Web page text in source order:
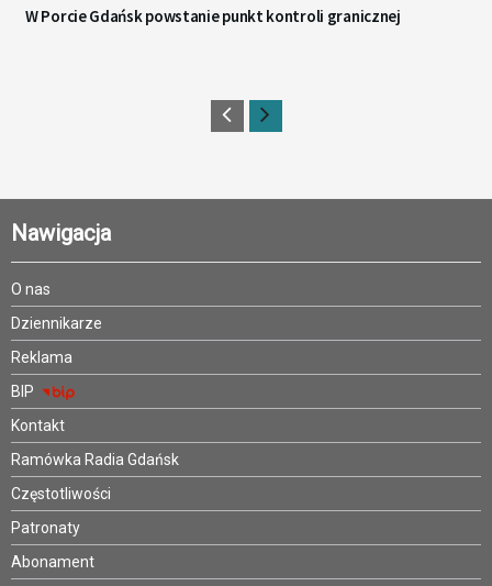
W Porcie Gdańsk powstanie punkt kontroli granicznej
Nawigacja
O nas
Dziennikarze
Reklama
BIP
Kontakt
Ramówka Radia Gdańsk
Częstotliwości
Patronaty
Abonament